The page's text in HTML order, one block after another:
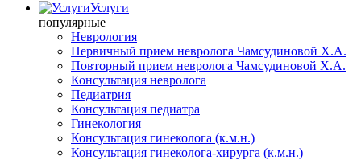
Услуги
популярные
Неврология
Первичный прием невролога Чамсудиновой Х.А.
Повторный прием невролога Чамсудиновой Х.А.
Консультация невролога
Педиатрия
Консультация педиатра
Гинекология
Консультация гинеколога (к.м.н.)
Консультация гинеколога-хирурга (к.м.н.)